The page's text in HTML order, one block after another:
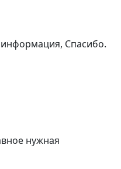
Спасибо.
нужная